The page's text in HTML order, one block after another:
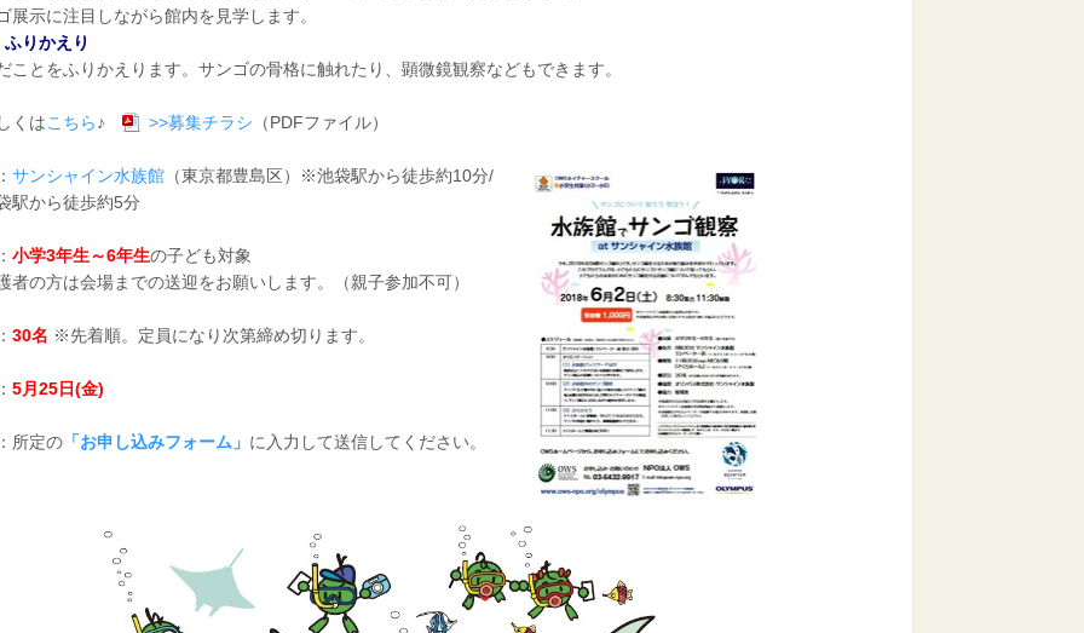
展示に注目しながら館内を見学します。
ふりかえり
ことをふりかえります。サンゴの骨格に触れたり、顕微鏡観察などもできます。
くはこちら♪ >>募集チラシ （PDFファイル）
： サンシャイン水族館 （東京都豊島区）※池袋駅から徒歩約10分/
駅から徒歩約5分
： 小学3年生～6年生の子ども対象
者の方は会場までの送迎をお願いします。（親子参加不可）
： 30名 ※先着順。定員になり次第締め切ります。
： 5月25日(金)
：所定の 「お申し込みフォーム」 に入力して送信してください。